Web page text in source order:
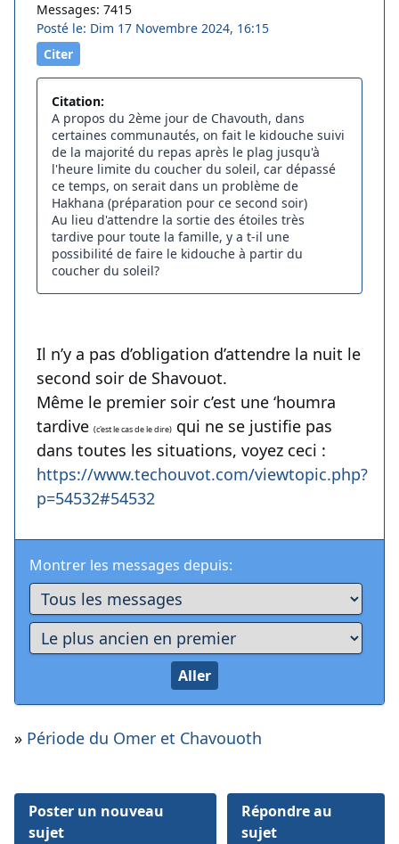
Messages: 7415
Posté le: Dim 17 Novembre 2024, 16:15
Citer
Citation:
A propos du 2ème jour de Chavouth, dans
certaines communautés, on fait le kidouche suivi
de la majorité du repas après le plag jusqu'à
l'heure limite du coucher du soleil, car dépassé
ce temps, on serait dans un problème de
Hakhana (préparation pour ce second soir)
Au lieu d'attendre la sortie des étoiles très
tardive pour toute la famille, y a t-il une
possibilité de faire le kidouche à partir du
coucher du soleil?
Il n’y a pas d’obligation d’attendre la nuit le
second soir de Shavouot.
Même le premier soir c’est une ‘houmra
tardive (c'est le cas de le dire) qui ne se justifie pas
dans toutes les situations, voyez ceci :
https://www.techouvot.com/viewtopic.php?
p=54532#54532
Montrer les messages depuis:
» Période du Omer et Chavouoth
Poster un nouveau
sujet
Répondre au
sujet